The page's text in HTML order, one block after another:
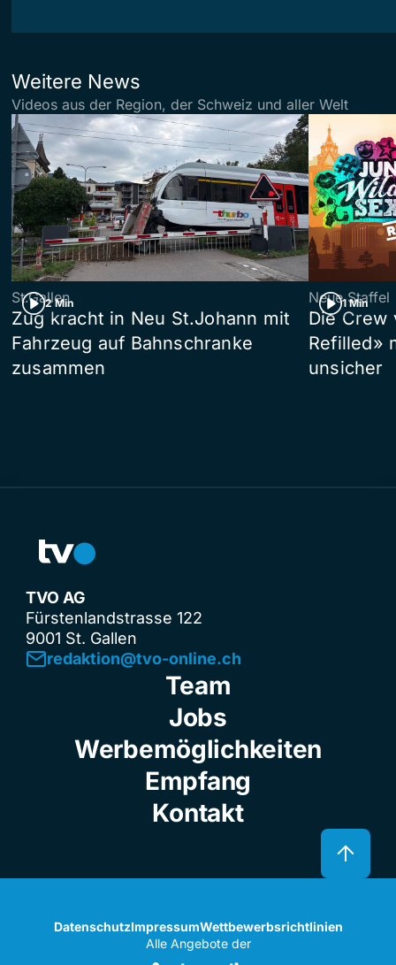
Weitere News
Videos aus der Region, der Schweiz und aller Welt
2 Min
St.Gallen
Zug kracht in Neu St.Johann mit
Fahrzeug auf Bahnschranke
zusammen
1 Min
Neue Staffel
Die Crew
Refilled»
unsicher
TVO AG
Fürstenlandstrasse 122
9001 St. Gallen
redaktion@tvo-online.ch
Team
Jobs
Werbemöglichkeiten
Empfang
Kontakt
DatenschutzImpressumWettbewerbsrichtlinien
Alle Angebote der